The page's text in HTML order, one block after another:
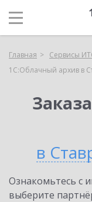
Главная Сервисы
1С:Облачный архив в
в
Ознакомьтесь с
выберите